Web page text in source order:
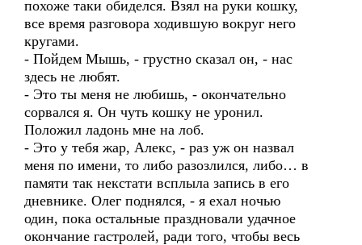
похоже таки обиделся. Взял на руки кошку,
все время разговора ходившую вокруг него
кругами.
- Пойдем Мышь, - грустно сказал он, - нас
здесь не любят.
- Это ты меня не любишь, - окончательно
сорвался я. Он чуть кошку не уронил.
Положил ладонь мне на лоб.
- Это у тебя жар, Алекс, - раз уж он назвал
меня по имени, то либо разозлился, либо… в
памяти так некстати всплыла запись в его
дневнике. Олег поднялся, - я ехал ночью
один, пока остальные праздновали удачное
окончание гастролей, ради того, чтобы весь